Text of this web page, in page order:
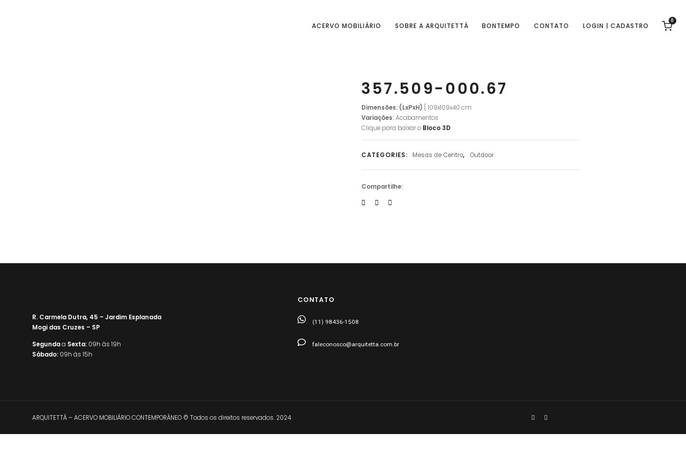
ACERVO MOBILIÁRIO SOBRE A ARQUITETTÁ BONTEMPO CONTATO LOGIN | CADASTRO
0
357.509-000.67
Dimensões: (LxPxH)
[ 109x109x40 cm
Variações:Acabamentos
Clique para baixar o Bloco 3D
CATEGORIES: Mesas de Centro, Outdoor
Compartilhe:
R. Carmela Dutra, 45 – Jardim Esplanada
Mogi das Cruzes – SP
Segundaa Sexta:09h às 19h
Sábado:09h às 15h
CONTATO
(11) 98436-1508
faleconosco@arquitetta.com.br
ARQUITETTÁ – ACERVO MOBILIÁRIO CONTEMPORÂNEO © Todos os direitos reservados. 2024